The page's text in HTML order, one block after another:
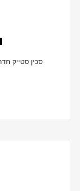
סכין סטייק